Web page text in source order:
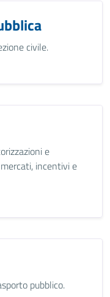
civile.
e
incentivi e
pubblico.